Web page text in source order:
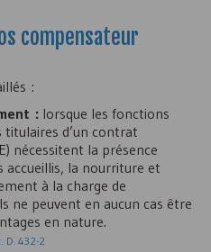
compensateur
:
: lorsque les fonctions
titulaires d’un contrat
) nécessitent la présence
accueillis, la nourriture et
à la charge de
ne peuvent en aucun cas être
en nature.
D. 432-2